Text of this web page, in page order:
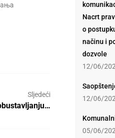
Sljedeći
Nacrt
o
načinu i
dozvole
12/06/
12/06/
05/06/